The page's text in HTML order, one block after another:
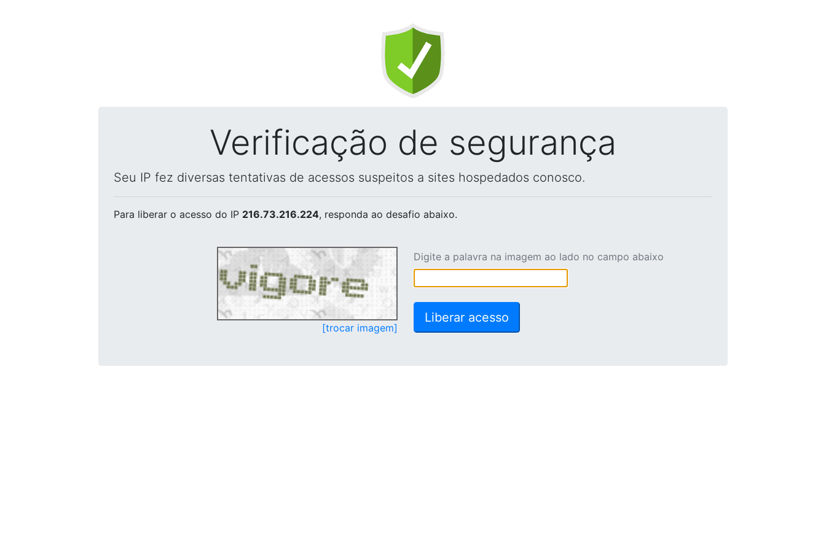
Verificação de segurança
Seu IP fez diversas tentativas de acessos suspeitos a sites hospedados conosco.
Para liberar o acesso do IP 216.73.216.224, responda ao desafio abaixo.
[trocar imagem]
Digite a palavra na imagem ao lado no campo abaixo